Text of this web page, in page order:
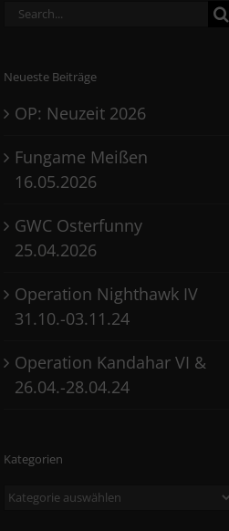
Search
Neueste Beiträge
OP: Neuzeit 2026
Fungame Meißen
16.05.2026
GWC Osterfunny
25.04.2026
Operation Nighthawk IV
31.10.-03.11.24
Operation Kandahar VI &
26.04.-28.04.24
Kategorien
Kategorien